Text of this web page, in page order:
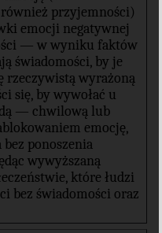
również przyjemności)
emocji negatywnej
— w wyniku faktów
świadomości, by je
rzeczywistą wyrażoną
się, by wywołać u
— chwilową lub
emocję,
ponoszenia
wywyższaną
które łudzi
bez świadomości oraz